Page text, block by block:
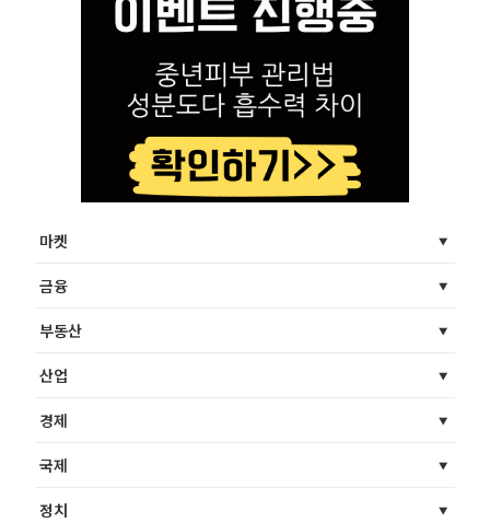
마켓
금융
부동산
산업
경제
국제
정치